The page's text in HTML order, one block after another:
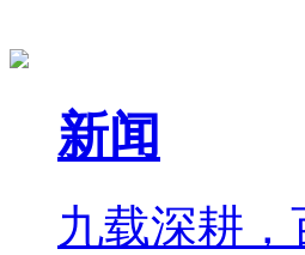
新闻
九载深耕